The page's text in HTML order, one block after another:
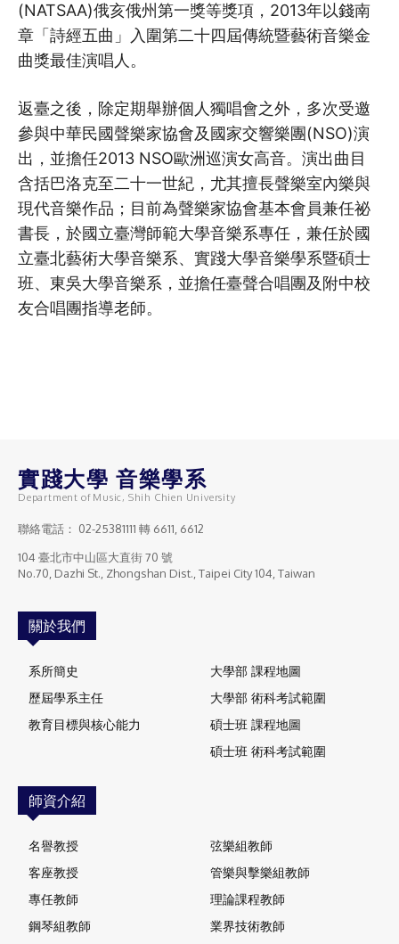
(NATSAA)俄亥俄州第一獎等獎項，2013年以錢南
章「詩經五曲」入圍第二十四屆傳統暨藝術音樂金
曲獎最佳演唱人。
返臺之後，除定期舉辦個人獨唱會之外，多次受邀
參與中華民國聲樂家協會及國家交響樂團(NSO)演
出，並擔任2013 NSO歐洲巡演女高音。演出曲目
含括巴洛克至二十一世紀，尤其擅長聲樂室內樂與
現代音樂作品；目前為聲樂家協會基本會員兼任祕
書長，於國立臺灣師範大學音樂系專任，兼任於國
立臺北藝術大學音樂系、實踐大學音樂學系暨碩士
班、東吳大學音樂系，並擔任臺聲合唱團及附中校
友合唱團指導老師。
實踐大學 音樂學系
Department of Music, Shih Chien University
聯絡電話： 02-25381111 轉 6611, 6612
104 臺北市中山區大直街 70 號
No.70, Dazhi St., Zhongshan Dist., Taipei City 104, Taiwan
關於我們
系所簡史
歷屆學系主任
教育目標與核心能力
大學部 課程地圖
大學部 術科考試範圍
碩士班 課程地圖
碩士班 術科考試範圍
師資介紹
名譽教授
客座教授
專任教師
鋼琴組教師
弦樂組教師
管樂與擊樂組教師
理論課程教師
業界技術教師